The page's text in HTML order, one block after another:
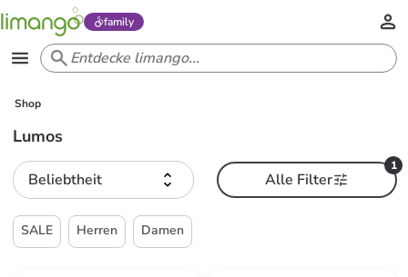
family
Shop
Lumos
Beliebtheit
1
Alle Filter
SALE Herren Damen